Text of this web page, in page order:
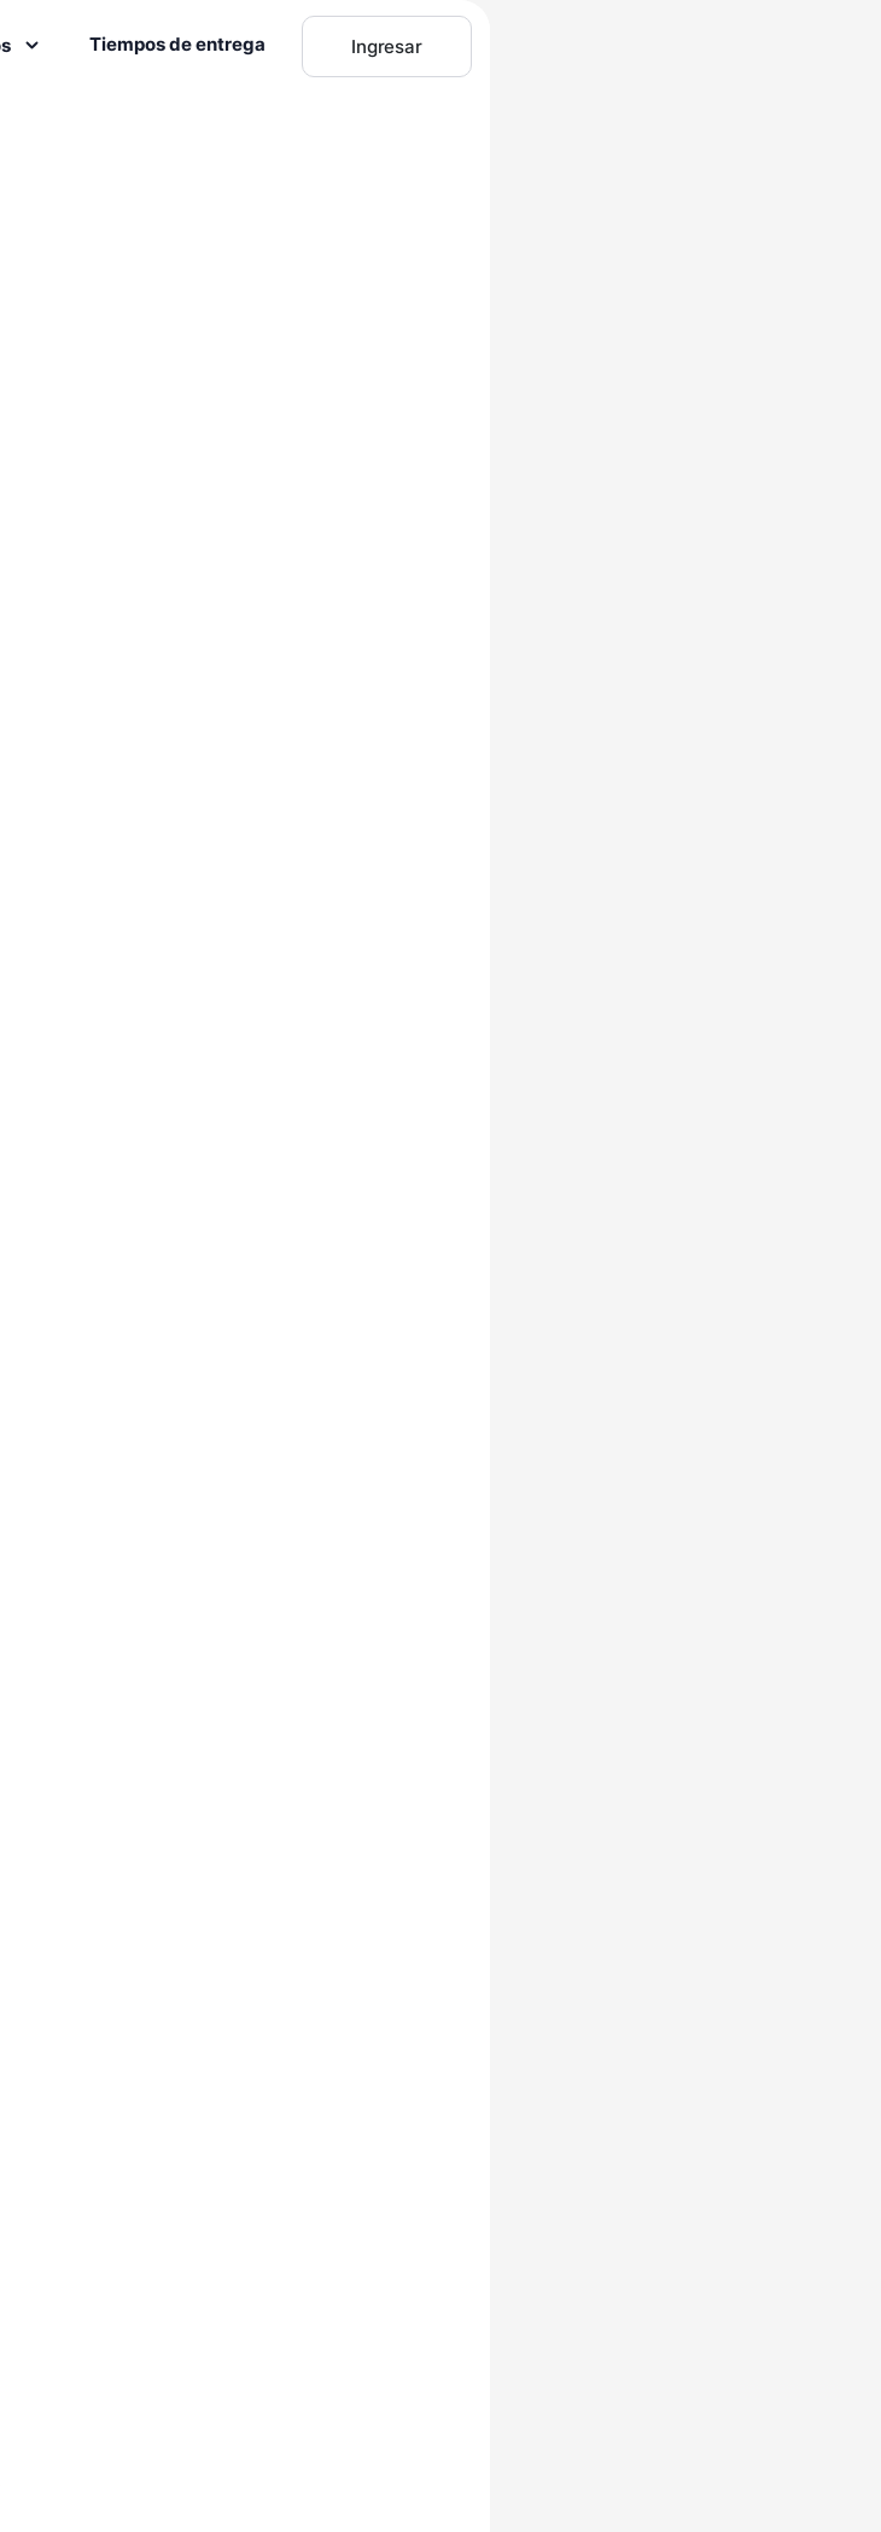
Tiempos de entrega Ingresar